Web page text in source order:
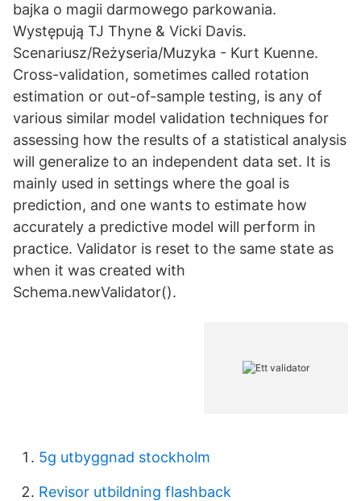
bajka o magii darmowego parkowania.
Występują TJ Thyne & Vicki Davis.
Scenariusz/Reżyseria/Muzyka - Kurt Kuenne.
Cross-validation, sometimes called rotation
estimation or out-of-sample testing, is any of
various similar model validation techniques for
assessing how the results of a statistical analysis
will generalize to an independent data set. It is
mainly used in settings where the goal is
prediction, and one wants to estimate how
accurately a predictive model will perform in
practice. Validator is reset to the same state as
when it was created with
Schema.newValidator().
5g utbyggnad stockholm
Revisor utbildning flashback